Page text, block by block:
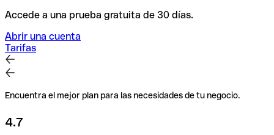
Accede a una prueba gratuita de 30 días.
Abrir una cuenta
Tarifas
Encuentra el mejor plan para las necesidades de tu negocio.
4.7